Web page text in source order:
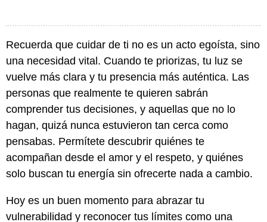
Recuerda que cuidar de ti no es un acto egoísta, sino
una necesidad vital. Cuando te priorizas, tu luz se
vuelve más clara y tu presencia más auténtica. Las
personas que realmente te quieren sabrán
comprender tus decisiones, y aquellas que no lo
hagan, quizá nunca estuvieron tan cerca como
pensabas. Permítete descubrir quiénes te
acompañan desde el amor y el respeto, y quiénes
solo buscan tu energía sin ofrecerte nada a cambio.
Hoy es un buen momento para abrazar tu
vulnerabilidad y reconocer tus límites como una